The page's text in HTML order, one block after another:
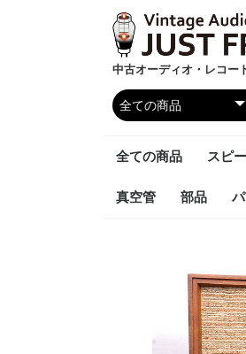
中古オーディオ・レコー
全ての商品 スピ
真空管 部品